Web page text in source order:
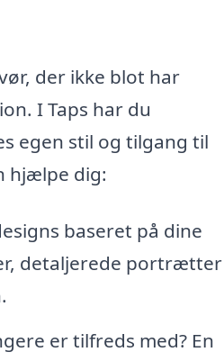
der ikke blot har
I Taps har du
egen stil og tilgang til
hjælpe dig:
baseret på dine
detaljerede portrætter
er tilfreds med? En